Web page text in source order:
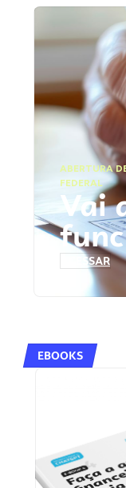
ABERTURA
FEDERAL
Vai
ACESSAR
EBOOKS